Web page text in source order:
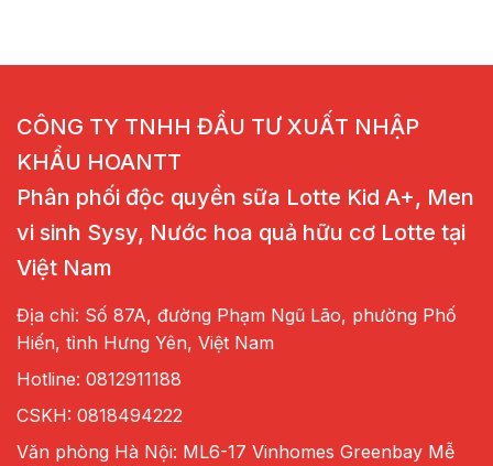
CÔNG TY TNHH ĐẦU TƯ XUẤT NHẬP
KHẨU HOANTT
Phân phối độc quyền sữa Lotte Kid A+, Men
vi sinh Sysy, Nước hoa quả hữu cơ Lotte tại
Việt Nam
Địa chỉ: Số 87A, đường Phạm Ngũ Lão, phường Phố
Hiến, tỉnh Hưng Yên, Việt Nam
Hotline: 0812911188
CSKH: 0818494222
Văn phòng Hà Nội: ML6-17 Vinhomes Greenbay Mễ